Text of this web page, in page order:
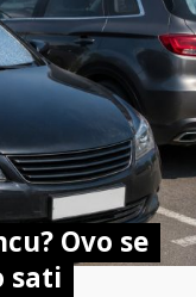
Ovo se
sati